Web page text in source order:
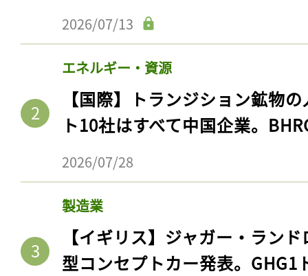
2026/07/13
エネルギー・資源
【国際】トランジション鉱物
ト10社はすべて中国企業。
2026/07/28
製造業
【イギリス】ジャガー・ラン
型コンセプトカー発表。GHG1